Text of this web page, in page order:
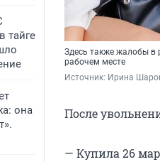
тайге
она
Здесь также жалобы в
рабочем месте
Источник: Ирина
После
— Купила 26